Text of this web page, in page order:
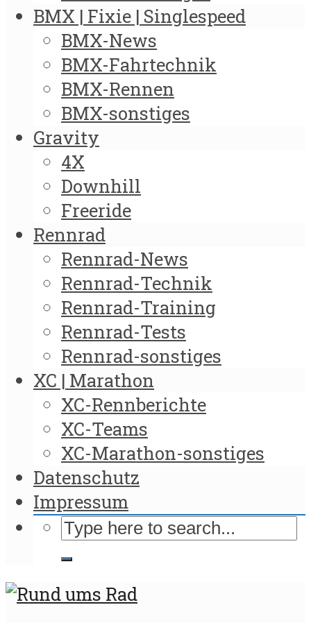
BMX | Fixie | Singlespeed
BMX-News
BMX-Fahrtechnik
BMX-Rennen
BMX-sonstiges
Gravity
4X
Downhill
Freeride
Rennrad
Rennrad-News
Rennrad-Technik
Rennrad-Training
Rennrad-Tests
Rennrad-sonstiges
XC | Marathon
XC-Rennberichte
XC-Teams
XC-Marathon-sonstiges
Datenschutz
Impressum